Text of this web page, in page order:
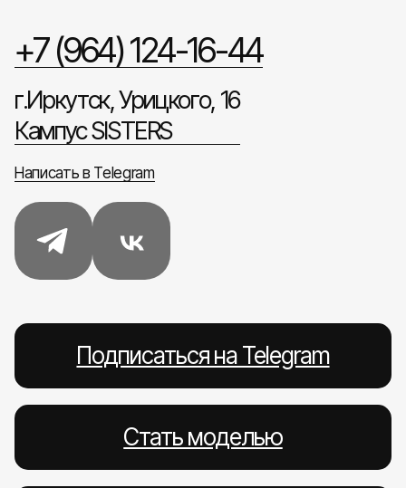
+7 (964) 124-16-44
г.Иркутск, Урицкого, 16
Кампус SISTERS
Написать в Telegram
Подписаться на Telegram
Стать моделью